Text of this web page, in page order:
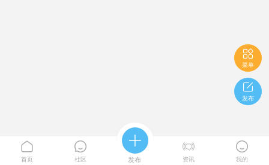

菜单

发布

首页

社区

发布

资讯

我的